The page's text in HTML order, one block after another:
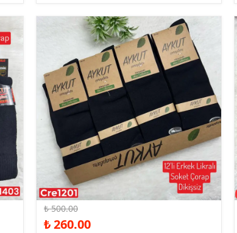
%48 İndirim
₺ 500.00
₺ 260.00